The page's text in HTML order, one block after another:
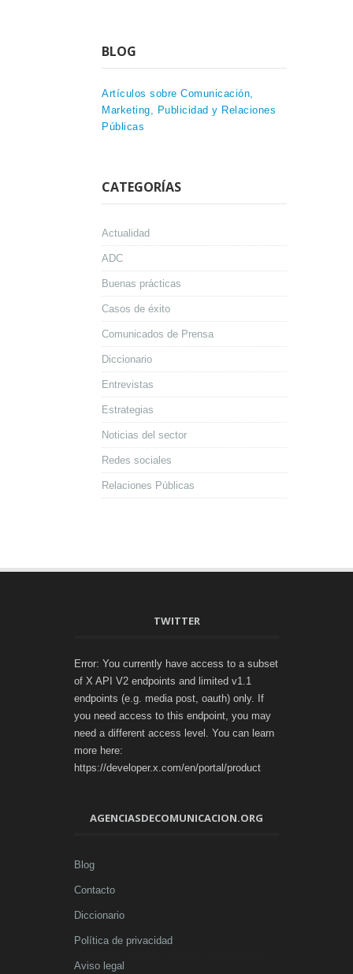
BLOG
Artículos sobre Comunicación,
Marketing, Publicidad y Relaciones
Públicas
CATEGORÍAS
Actualidad
ADC
Buenas prácticas
Casos de éxito
Comunicados de Prensa
Diccionario
Entrevistas
Estrategias
Noticias del sector
Redes sociales
Relaciones Públicas
TWITTER
Error: You currently have access to a subset
of X API V2 endpoints and limited v1.1
endpoints (e.g. media post, oauth) only. If
you need access to this endpoint, you may
need a different access level. You can learn
more here:
https://developer.x.com/en/portal/product
AGENCIASDECOMUNICACION.ORG
Blog
Contacto
Diccionario
Política de privacidad
Aviso legal